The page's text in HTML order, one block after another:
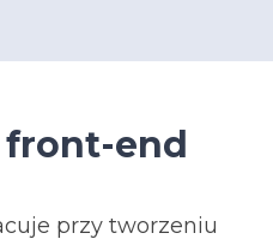
end
przy tworzeniu